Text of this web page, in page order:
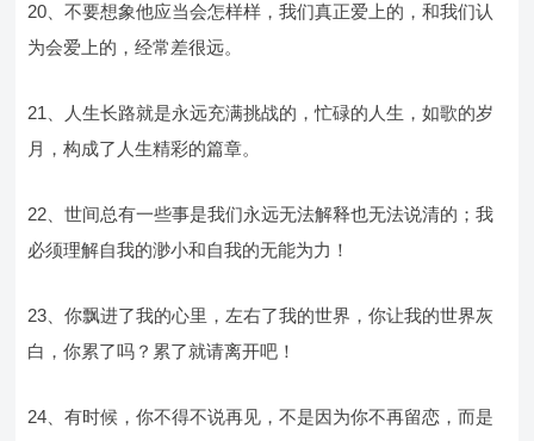
20、不要想象他应当会怎样样，我们真正爱上的，和我们认
为会爱上的，经常差很远。
21、人生长路就是永远充满挑战的，忙碌的人生，如歌的岁
月，构成了人生精彩的篇章。
22、世间总有一些事是我们永远无法解释也无法说清的；我
必须理解自我的渺小和自我的无能为力！
23、你飘进了我的心里，左右了我的世界，你让我的世界灰
白，你累了吗？累了就请离开吧！
24、有时候，你不得不说再见，不是因为你不再留恋，而是